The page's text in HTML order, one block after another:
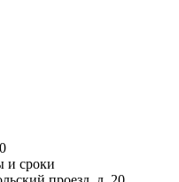
и сроки